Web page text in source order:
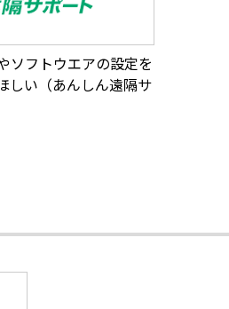
ソフトウエアの設定を
しい（あんしん遠隔サ